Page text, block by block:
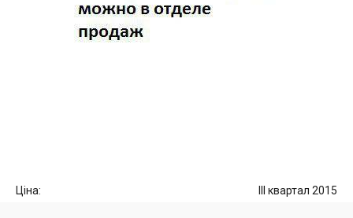
Ціна: III квартал 2015